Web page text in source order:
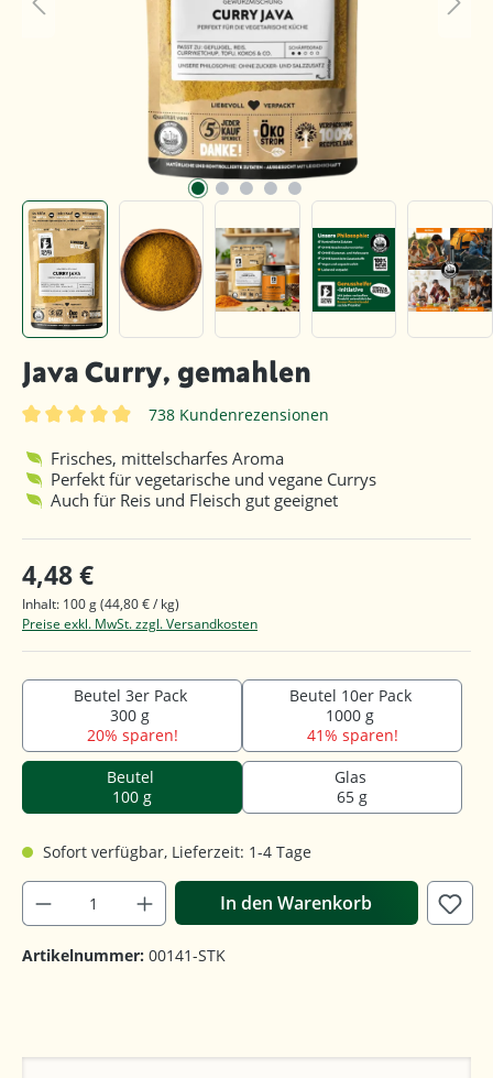
Java Curry, gemahlen
738 Kundenrezensionen
Frisches, mittelscharfes Aroma
Perfekt für vegetarische und vegane Currys
Auch für Reis und Fleisch gut geeignet
4,48 €
Inhalt: 100 g(44,80 € / kg)
Preise exkl. MwSt. zzgl. Versandkosten
Beutel 3er Pack
300 g
20% sparen!
Beutel 10er Pack
1000 g
41% sparen!
Beutel
100 g
Glas
65 g
Sofort verfügbar, Lieferzeit: 1-4 Tage
In den Warenkorb
Artikelnummer: 00141-STK